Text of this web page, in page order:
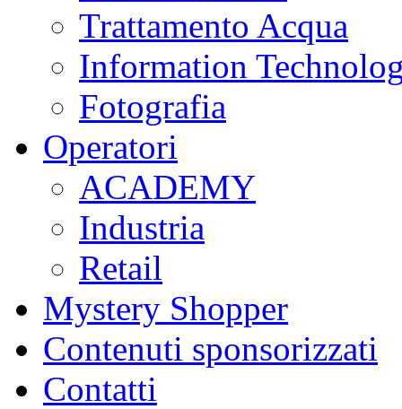
Trattamento Acqua
Information
Fotografia
Operatori
ACADEMY
Industria
Retail
Mystery Shopper
Contenuti sponsorizzati
Contatti